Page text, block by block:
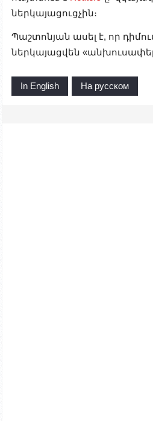
ներկայացուցչին։
Պաշտոնյան ասել է, որ
ներկայացվեն
In English На русском